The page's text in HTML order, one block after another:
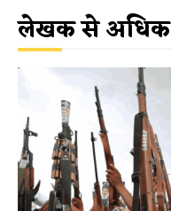
लेखक से अधिक